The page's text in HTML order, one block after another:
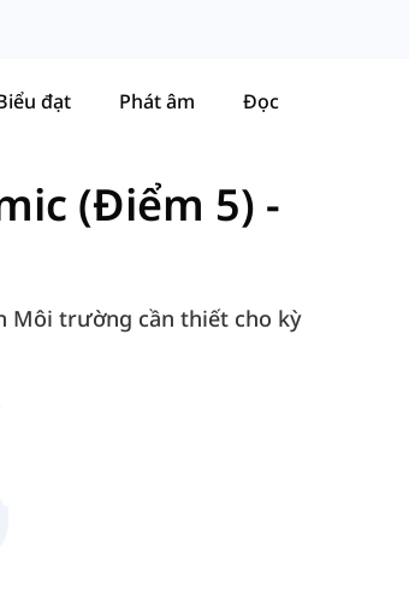
đạt Phát âm Đọc
(Điểm 5) -
Môi trường cần thiết cho kỳ